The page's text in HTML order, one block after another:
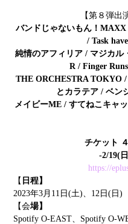
【第８弾出
バンドじゃないもん！
/ Task
純情のアフィリア / マジカ
R / Finger
THE ORCHESTRA TOKYO
とカラテア / ベン
メイビーME / すてねこキャ
チケット
-2/19(
https://
【 日程】
2023年3月11日(土)、12日(日)
【会場】
Spotify O-EAST、Spotify O-